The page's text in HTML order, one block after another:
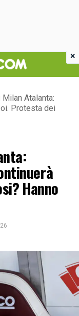
Atalanta:
Protesta dei
Hanno
×